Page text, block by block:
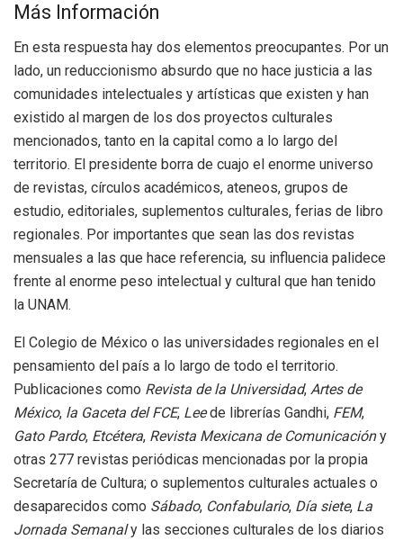
Más Información
En esta respuesta hay dos elementos preocupantes. Por un
lado, un reduccionismo absurdo que no hace justicia a las
comunidades intelectuales y artísticas que existen y han
existido al margen de los dos proyectos culturales
mencionados, tanto en la capital como a lo largo del
territorio. El presidente borra de cuajo el enorme universo
de revistas, círculos académicos, ateneos, grupos de
estudio, editoriales, suplementos culturales, ferias de libro
regionales. Por importantes que sean las dos revistas
mensuales a las que hace referencia, su influencia palidece
frente al enorme peso intelectual y cultural que han tenido
la UNAM.
El Colegio de México o las universidades regionales en el
pensamiento del país a lo largo de todo el territorio.
Publicaciones como Revista de la Universidad, Artes de
México, la Gaceta del FCE, Leede librerías Gandhi, FEM,
Gato Pardo, Etcétera, Revista Mexicana de Comunicacióny
otras 277 revistas periódicas mencionadas por la propia
Secretaría de Cultura; o suplementos culturales actuales o
desaparecidos como Sábado, Confabulario, Día siete, La
Jornada Semanaly las secciones culturales de los diarios